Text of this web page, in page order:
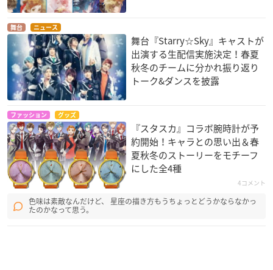
舞台 ニュース
舞台『Starry☆Sky』キャストが
出演する生配信実施決定！春夏
秋冬のチームに分かれ振り返り
トーク&ダンスを披露
ファッション グッズ
『スタスカ』コラボ腕時計が予
約開始！キャラとの思い出＆春
夏秋冬のストーリーをモチーフ
にした全4種
4コメント
色味は素敵なんだけど、 星座の描き方もうちょっとどうかならなかっ
たのかなって思う。